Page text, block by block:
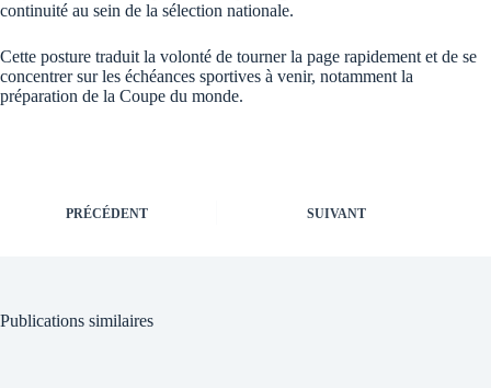
continuité au sein de la sélection nationale.
Cette posture traduit la volonté de tourner la page rapidement et de se
concentrer sur les échéances sportives à venir, notamment la
préparation de la Coupe du monde.
PRÉCÉDENT SUIVANT
Publications similaires